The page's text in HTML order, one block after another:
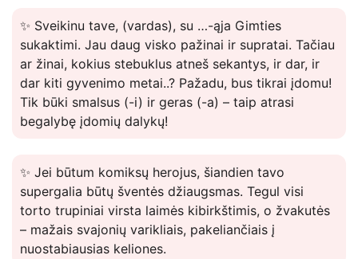
✨ Sveikinu tave, (vardas), su …-ąja Gimties
sukaktimi. Jau daug visko pažinai ir supratai. Tačiau
ar žinai, kokius stebuklus atneš sekantys, ir dar, ir
dar kiti gyvenimo metai..? Pažadu, bus tikrai įdomu!
Tik būki smalsus (-i) ir geras (-a) – taip atrasi
begalybę įdomių dalykų!
✨ Jei būtum komiksų herojus, šiandien tavo
supergalia būtų šventės džiaugsmas. Tegul visi
torto trupiniai virsta laimės kibirkštimis, o žvakutės
– mažais svajonių varikliais, pakeliančiais į
nuostabiausias keliones.